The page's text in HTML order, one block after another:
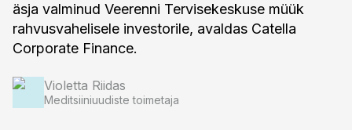
äsja valminud Veerenni Tervisekeskuse müük
rahvusvahelisele investorile, avaldas Catella
Corporate Finance.
Violetta Riidas
Meditsiiniuudiste toimetaja